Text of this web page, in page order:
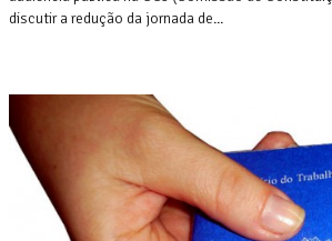
discutir a redução da jornada de...